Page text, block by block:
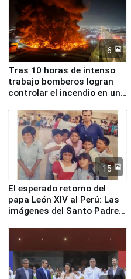
6
Tras 10 horas de intenso
trabajo bomberos logran
controlar el incendio en una
de Chile
15
El esperado retorno del
papa León XIV al Perú: Las
imágenes del Santo Padre